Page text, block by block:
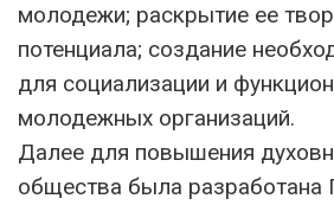
молодежи; раскрытие ее
потенциала; создание
для социализации и
молодежных организаций.
Далее для повышения
общества была разработана